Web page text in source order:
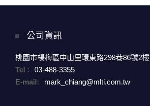
公司資訊
桃園市楊梅區中山里環東路298巷86號2樓
Tel :
03-488-3355
E-mail:
mark_chiang@mlti.com.tw